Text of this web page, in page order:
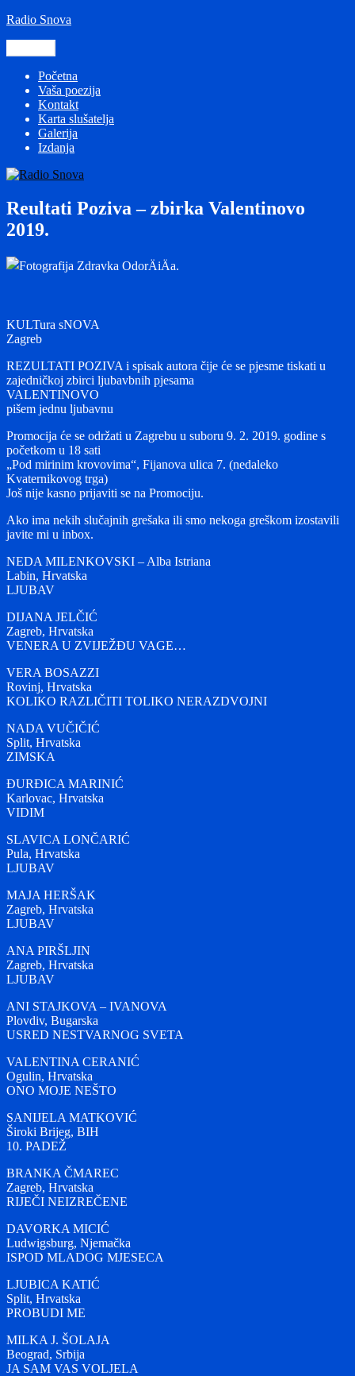
Preskoči
Radio Snova
Početna
Vaša poezija
Kontakt
Karta slušatelja
Galerija
Izdanja
Reultati Poziva – zbirka Valentinovo
2019.
KULTura sNOVA
Zagreb
REZULTATI POZIVA i spisak autora čije će se pjesme tiskati u
zajedničkoj zbirci ljubavbnih pjesama
VALENTINOVO
pišem jednu ljubavnu
Promocija će se održati u Zagrebu u suboru 9. 2. 2019. godine s
početkom u 18 sati
„Pod mirinim krovovima“, Fijanova ulica 7. (nedaleko
Kvaternikovog trga)
Još nije kasno prijaviti se na Promociju.
Ako ima nekih slučajnih grešaka ili smo nekoga greškom izostavili
javite mi u inbox.
NEDA MILENKOVSKI – Alba Istriana
Labin, Hrvatska
LJUBAV
DIJANA JELČIĆ
Zagreb, Hrvatska
VENERA U ZVIJEŽĐU VAGE…
VERA BOSAZZI
Rovinj, Hrvatska
KOLIKO RAZLIČITI TOLIKO NERAZDVOJNI
NADA VUČIČIĆ
Split, Hrvatska
ZIMSKA
ĐURĐICA MARINIĆ
Karlovac, Hrvatska
VIDIM
SLAVICA LONČARIĆ
Pula, Hrvatska
LJUBAV
MAJA HERŠAK
Zagreb, Hrvatska
LJUBAV
ANA PIRŠLJIN
Zagreb, Hrvatska
LJUBAV
ANI STAJKOVA – IVANOVA
Plovdiv, Bugarska
USRED NESTVARNOG SVETA
VALENTINA CERANIĆ
Ogulin, Hrvatska
ONO MOJE NEŠTO
SANIJELA MATKOVIĆ
Široki Brijeg, BIH
10. PADEŽ
BRANKA ČMAREC
Zagreb, Hrvatska
RIJEČI NEIZREČENE
DAVORKA MICIĆ
Ludwigsburg, Njemačka
ISPOD MLADOG MJESECA
LJUBICA KATIĆ
Split, Hrvatska
PROBUDI ME
MILKA J. ŠOLAJA
Beograd, Srbija
JA SAM VAS VOLJELA